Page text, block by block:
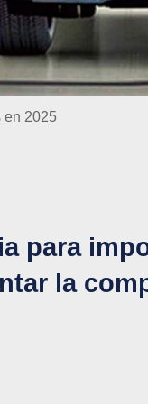
en 2025
para
la